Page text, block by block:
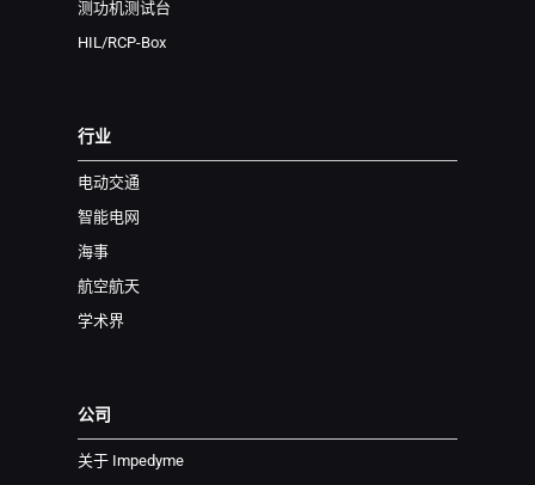
测功机测试台
HIL/RCP-Box
行业
电动交通
智能电网
海事
航空航天
学术界
公司
关于 Impedyme